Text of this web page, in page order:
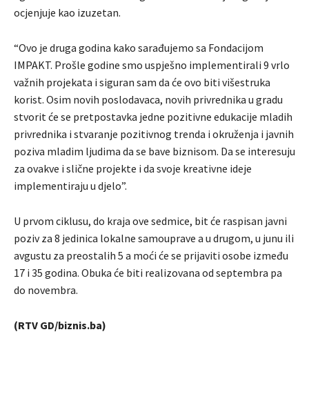
ocjenjuje kao izuzetan.
“Ovo je druga godina kako sarađujemo sa Fondacijom
IMPAKT. Prošle godine smo uspješno implementirali 9 vrlo
važnih projekata i siguran sam da će ovo biti višestruka
korist. Osim novih poslodavaca, novih privrednika u gradu
stvorit će se pretpostavka jedne pozitivne edukacije mladih
privrednika i stvaranje pozitivnog trenda i okruženja i javnih
poziva mladim ljudima da se bave biznisom. Da se interesuju
za ovakve i slične projekte i da svoje kreativne ideje
implementiraju u djelo”.
U prvom ciklusu, do kraja ove sedmice, bit će raspisan javni
poziv za 8 jedinica lokalne samouprave a u drugom, u junu ili
avgustu za preostalih 5 a moći će se prijaviti osobe između
17 i 35 godina. Obuka će biti realizovana od septembra pa
do novembra.
(RTV GD/biznis.ba)